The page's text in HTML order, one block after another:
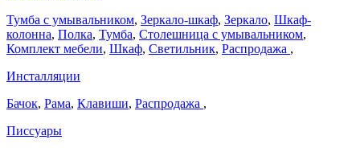
Тумба с умывальником, Зеркало-шкаф, Зеркало, Шкаф-
колонна, Полка, Тумба, Столешница с умывальником,
Комплект мебели, Шкаф, Светильник, Распродажа ,
Инсталляции
Бачок, Рама, Клавиши, Распродажа ,
Писсуары